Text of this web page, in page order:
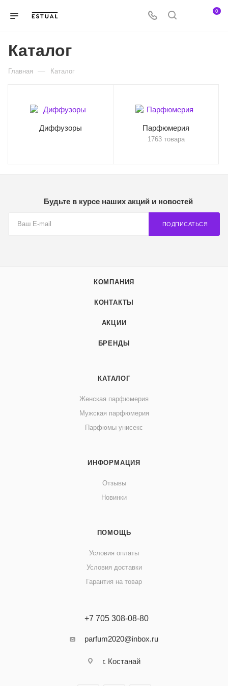
0
Каталог
Главная — Каталог
Диффузоры Парфюмерия
1763 товара
Будьте в курсе наших акций и новостей
ПОДПИСАТЬСЯ
КОМПАНИЯ
КОНТАКТЫ
АКЦИИ
БРЕНДЫ
КАТАЛОГ
Женская парфюмерия
Мужская парфюмерия
Парфюмы унисекс
ИНФОРМАЦИЯ
Отзывы
Новинки
ПОМОЩЬ
Условия оплаты
Условия доставки
Гарантия на товар
+7 705 308-08-80
parfum2020@inbox.ru
г. Костанай